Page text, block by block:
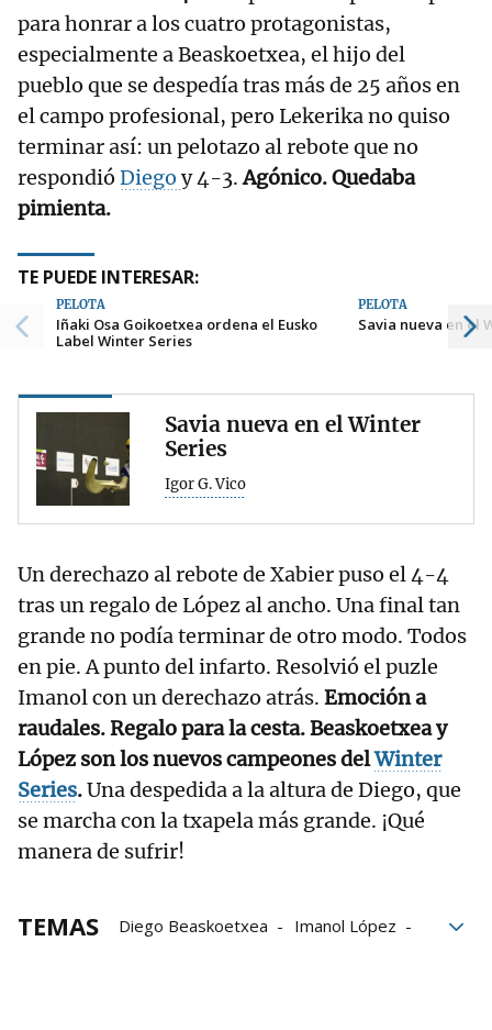
para honrar a los cuatro protagonistas,
especialmente a Beaskoetxea, el hijo del
pueblo que se despedía tras más de 25 años en
el campo profesional, pero Lekerika no quiso
terminar así: un pelotazo al rebote que no
respondió Diego y 4-3.Agónico. Quedaba
pimienta.
TE PUEDE INTERESAR:
PELOTA
Iñaki Osa Goikoetxea ordena el Eusko
Label Winter Series
PELOTA
Savia nueva en el
Savia nueva en el Winter
Series
Igor G. Vico
Un derechazo al rebote de Xabier puso el 4-4
tras un regalo de López al ancho. Una final tan
grande no podía terminar de otro modo. Todos
en pie. A punto del infarto. Resolvió el puzle
Imanol con un derechazo atrás. Emoción a
raudales. Regalo para la cesta. Beaskoetxea y
López son los nuevos campeones delWinter
Series.Una despedida a la altura de Diego, que
se marcha con la txapela más grande. ¡Qué
manera de sufrir!
TEMAS Diego Beaskoetxea
Imanol López